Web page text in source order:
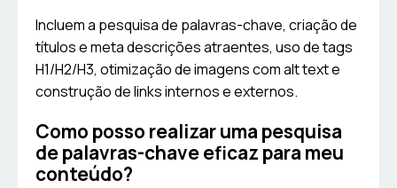
Incluem a pesquisa de palavras-chave, criação de
títulos e meta descrições atraentes, uso de tags
H1/H2/H3, otimização de imagens com alt text e
construção de links internos e externos.
Como posso realizar uma pesquisa
de palavras-chave eficaz para meu
conteúdo?